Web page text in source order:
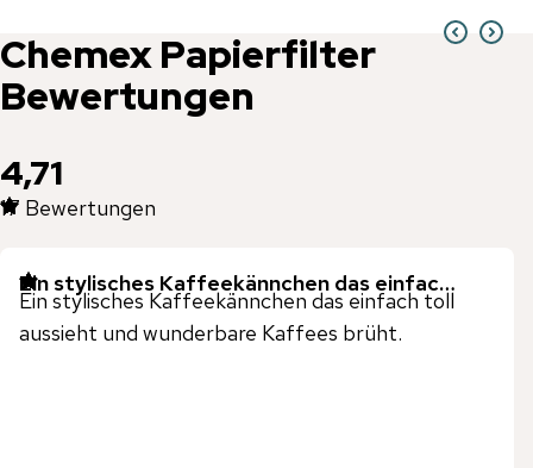
ChemexPapierfilter
Bewertungen
4,71
17 Bewertungen
Ein stylisches Kaffeekännchen das einfac…
Ein stylisches Kaffeekännchen das einfach toll
aussieht und wunderbare Kaffees brüht.